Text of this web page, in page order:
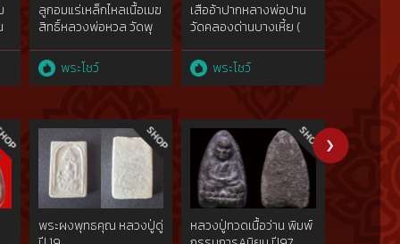
ลูกอมแร่เหล็กไหลเนื้อเมฆ
สิทธิ์หลวงพ่อหวล วัดพุ
พระโชว์
เสืออ้าปากหลางพ่อปาน
วัดคลองด่านบางเหี้ย (
สวยแชมป์ )
พระโชว์
2519 ( แ
พระโ
พระผงพุทธคุณ หลวงปู่ดู่
หลวงปู่ทวดเนื้อว่าน พิมพ์
หลวงปู่ทว